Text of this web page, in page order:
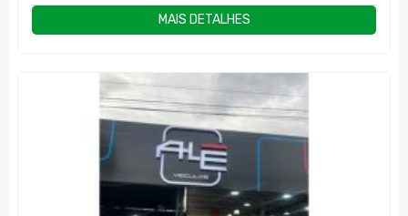
MAIS DETALHES